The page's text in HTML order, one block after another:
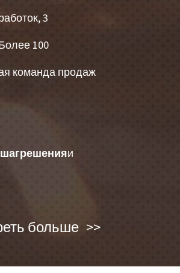
3
100
команда продаж
решенияи
больше >>